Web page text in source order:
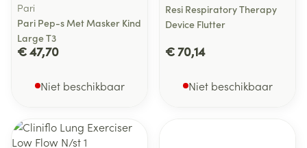
Pari
Pari Pep-s Met Masker Kind
Large T3
€ 47,70
Niet beschikbaar
Resi Respiratory Therapy
Device Flutter
€ 70,14
Niet beschikbaar